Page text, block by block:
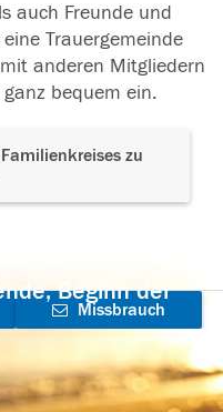
auch Freunde und
Trauergemeinde
anderen Mitgliedern
bequem ein.
zu
Beginn der
Missbrauch